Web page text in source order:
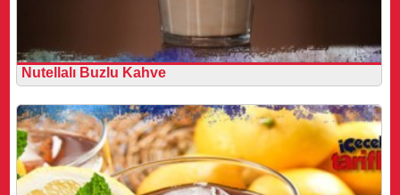
Nutellalı Buzlu Kahve